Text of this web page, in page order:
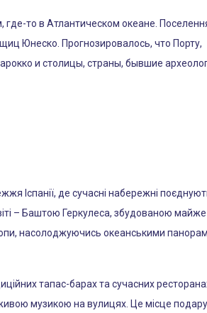
где-то в Атлантическом океане.
Юнеско. Прогнозировалось, что Порту,
и столицы, страны, бывшие
Іспанії, де сучасні набережні
– Баштою Геркулеса, збудованою
насолоджуючись океанськими
тапас-барах та сучасних
музикою на вулицях. Це місце